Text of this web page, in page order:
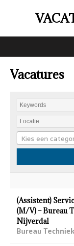
Vacatures
Kies een
(Assistent)
(M/V) – Bureau
Nijverdal
Bureau Techniek